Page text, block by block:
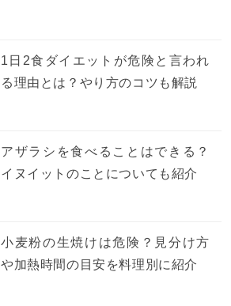
1日2食ダイエットが危険と言われ
る理由とは？やり方のコツも解説
アザラシを食べることはできる？
イヌイットのことについても紹介
小麦粉の生焼けは危険？見分け方
や加熱時間の目安を料理別に紹介